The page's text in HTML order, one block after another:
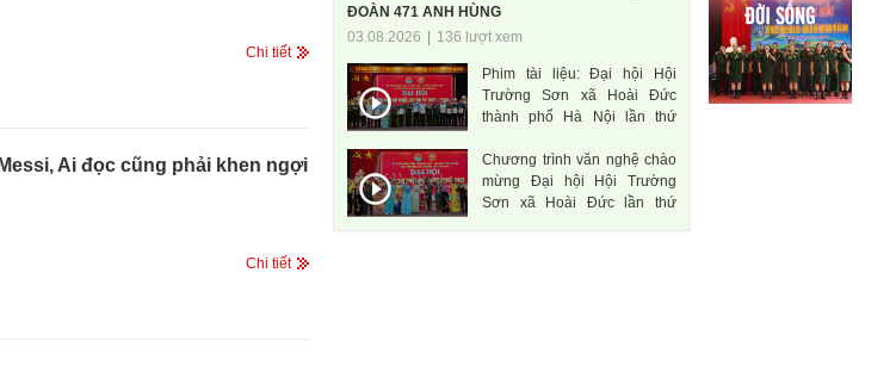
Chi tiết
Ai đọc cũng phải khen ngợi
Chi tiết
ĐOÀN 471 ANH HÙNG
03.08.2026
136 lượt xem
Phim tài liệu: Đại hội Hội
Trường Sơn xã Hoài Đức
thành phố Hà Nội lần thứ
Chương trình văn nghệ chào
mừng Đại hội Hội Trường
Sơn xã Hoài Đức lần thứ